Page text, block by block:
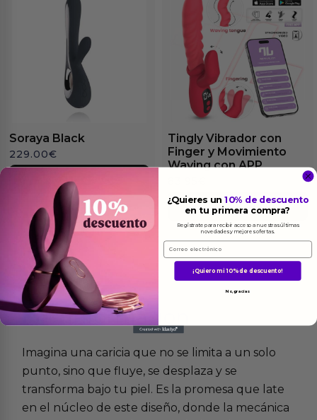
Soraya Black
229.00€
Ver el producto
Tingly Vibrador con
Finger y Movimiento
Waving con APP
Ver el producto
Másinformacion
Imagina una caricia que no se limita a un solo
punto, sino que fluye, se desplaza y se
transforma bajo tu piel. Es la promesa que late
en el núcleo de este diseño, donde la mecánica
¿Quieres un10% de descuento
en tu primera compra?
Regístrate para recibir acceso a nuestras últimas
novedades y mejores ofertas.
Email
¡Quiero mi 10% de descuento!
No, gracias